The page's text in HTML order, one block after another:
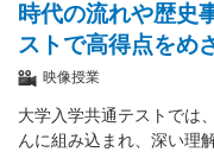
時代の流れや歴史
ストで高得点をめ
映像授業
大学入学共通テストでは
んに組み込まれ、深い理